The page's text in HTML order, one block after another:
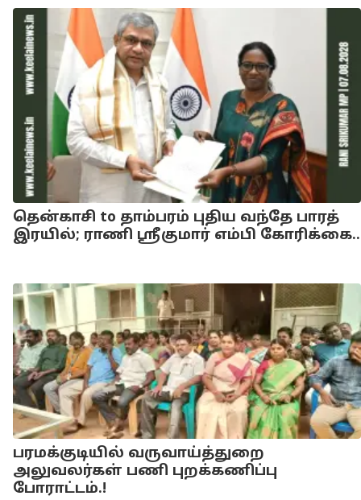
தென்காசி to தாம்பரம் புதிய வந்தே பாரத்
இரயில்; ராணி ஸ்ரீகுமார் எம்பி கோரிக்கை..
பரமக்குடியில் வருவாய்த்துறை
அலுவலர்கள் பணி புறக்கணிப்பு
போராட்டம்.!